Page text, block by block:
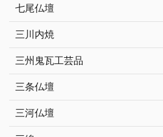
七尾仏壇
三川内焼
三州鬼瓦工芸品
三条仏壇
三河仏壇